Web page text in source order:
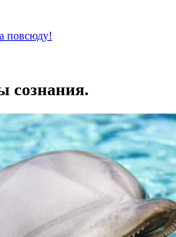
повсюду!
сознания.